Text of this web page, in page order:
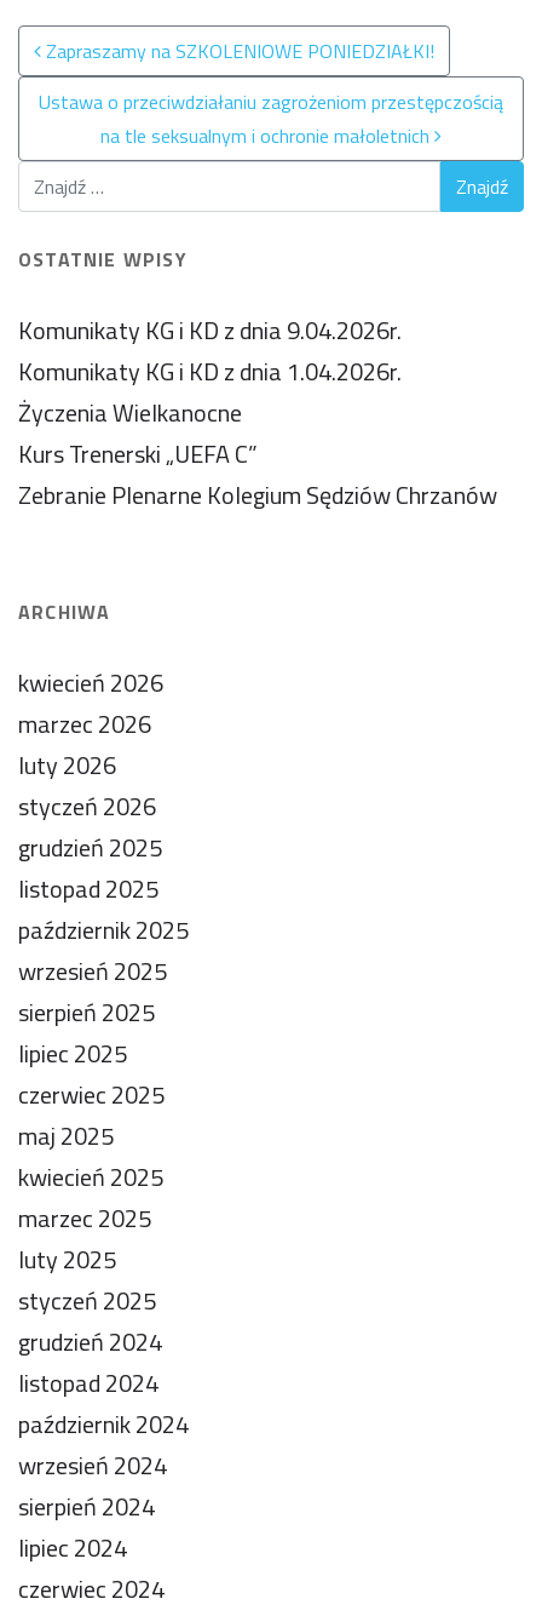
Nawigacja po wpisach
Zapraszamy na SZKOLENIOWE PONIEDZIAŁKI!
Ustawa o przeciwdziałaniu zagrożeniom przestępczością
na tle seksualnym i ochronie małoletnich
OSTATNIE WPISY
Komunikaty KG i KD z dnia 9.04.2026r.
Komunikaty KG i KD z dnia 1.04.2026r.
Życzenia Wielkanocne
Kurs Trenerski „UEFA C”
Zebranie Plenarne Kolegium Sędziów Chrzanów
ARCHIWA
kwiecień 2026
marzec 2026
luty 2026
styczeń 2026
grudzień 2025
listopad 2025
październik 2025
wrzesień 2025
sierpień 2025
lipiec 2025
czerwiec 2025
maj 2025
kwiecień 2025
marzec 2025
luty 2025
styczeń 2025
grudzień 2024
listopad 2024
październik 2024
wrzesień 2024
sierpień 2024
lipiec 2024
czerwiec 2024